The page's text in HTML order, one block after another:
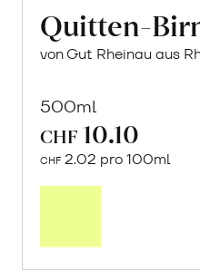
Quitten-
von Gut Rheinau aus
500ml
CHF 10.10
CHF 2.02 pro 100ml